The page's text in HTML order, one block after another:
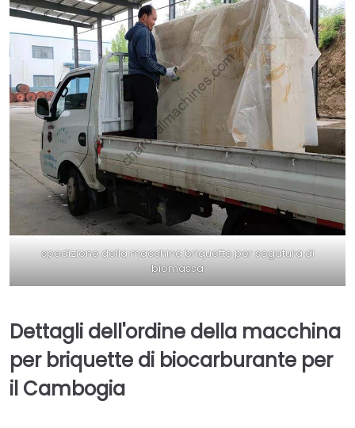
spedizione della macchina briquetto per segatura di
biomassa
Dettagli dell'ordine della macchina
per briquette di biocarburante per
il Cambogia